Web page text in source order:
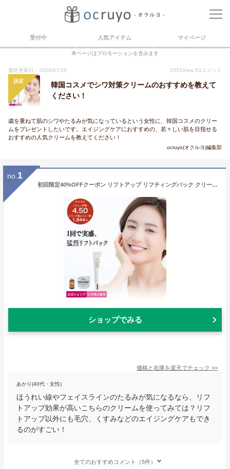
受付中 人気アイテム マイページ
本ページはプロモーションを含みます
最終更新日：2026/07/28 2351View 53 コメント
決定
韓国コスメでシワ対策クリームのおすすめを教えて
ください！
歳を重ねて肌のシワやたるみが気になっているという女性に、韓国コスメのクリー
ムをプレゼントしたいです。エイジングケアにおすすめの、若々しい肌を目指せる
おすすめの人気クリームを教えてください！
ocruyo(オクルヨ)編集部
no. 1
初回限定40%OFFクーポン リフトアップ リフティングパック クリーム シワ改善 ほうれい線 たるみ くすみ 引き上げ 即効 スキンケア スキンケアセット フェイスパック リフティングマスク 毛穴ケア 韓国コスメ 【 スーパーリフティングプログラム1回 WKクリーム セット 】
ショップでみる
価格と在庫を楽天でチェック >>
あかり(40代・女性)
ほうれい線やフェイスラインのたるみが気になるなら、リフ
トアップ効果が高いこちらのクリームを使ってみては？リフ
トアップ以外にも毛穴、くすみなどのエイジングケアもでき
るのがすごい！
全てのおすすめコメント（5件）